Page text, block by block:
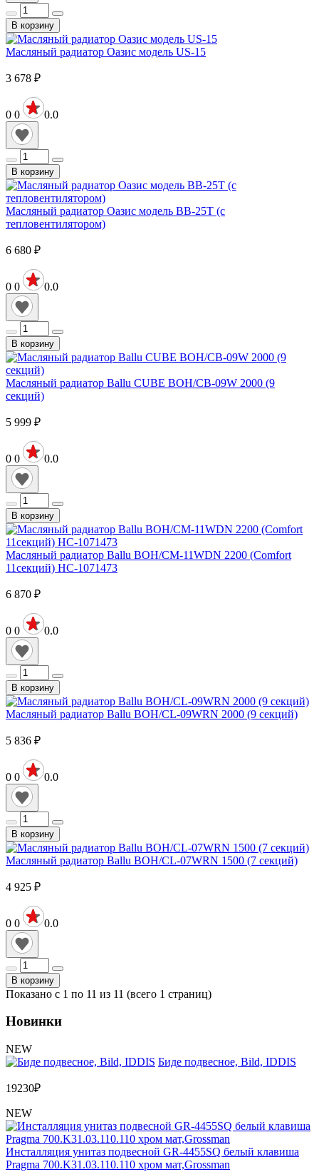
В корзину
Масляный радиатор Оазис модель US-15
3 678 ₽
0 0 0.0
В корзину
Масляный радиатор Оазис модель BB-25T (с
тепловентилятором)
6 680 ₽
0 0 0.0
В корзину
Масляный радиатор Ballu CUBE BOH/CB-09W 2000 (9
секций)
5 999 ₽
0 0 0.0
В корзину
Масляный радиатор Ballu BOH/CM-11WDN 2200 (Comfort
11секций) HС-1071473
6 870 ₽
0 0 0.0
В корзину
Масляный радиатор Ballu BOH/CL-09WRN 2000 (9 секций)
5 836 ₽
0 0 0.0
В корзину
Масляный радиатор Ballu BOH/CL-07WRN 1500 (7 секций)
4 925 ₽
0 0 0.0
В корзину
Показано с 1 по 11 из 11 (всего 1 страниц)
Новинки
NEW
Биде подвесное, Bild, IDDIS
19230₽
NEW
Инсталляция унитаз подвесной GR-4455SQ белый клавиша
Pragma 700.K31.03.110.110 хром мат,Grossman